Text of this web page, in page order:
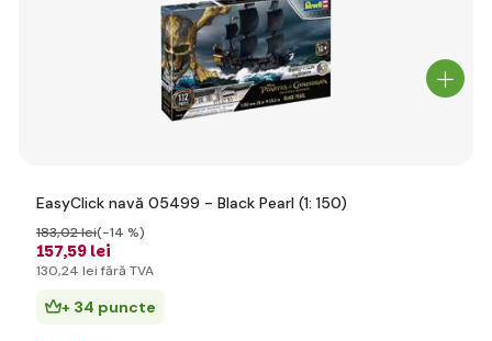
EasyClick navă 05499 - Black Pearl (1: 150)
157,59 lei
183,02 lei(-14 %)
130,24 lei fără TVA
+ 34 puncte